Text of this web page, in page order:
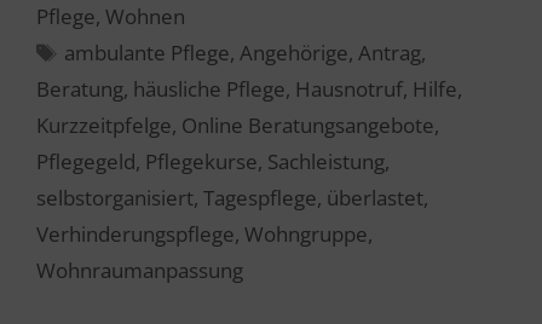
Pflege, Wohnen
Schlagwörter
ambulante Pflege, Angehörige, Antrag,
Beratung, häusliche Pflege, Hausnotruf, Hilfe,
Kurzzeitpfelge, Online Beratungsangebote,
Pflegegeld, Pflegekurse, Sachleistung,
selbstorganisiert, Tagespflege, überlastet,
Verhinderungspflege, Wohngruppe,
Wohnraumanpassung